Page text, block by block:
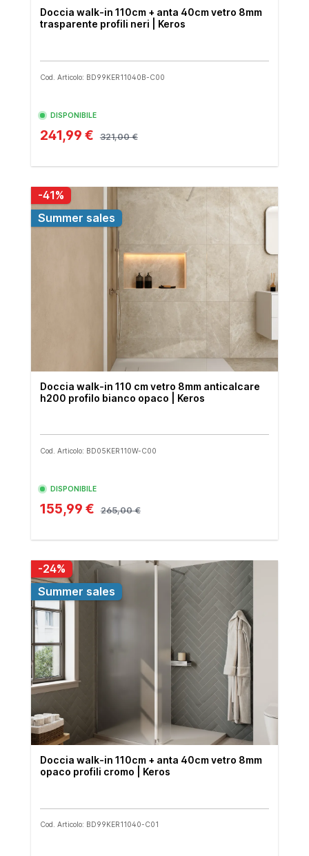
Doccia walk-in 110cm + anta 40cm vetro 8mm
trasparente profili neri | Keros
Cod. Articolo: BD99KER11040B-C00
DISPONIBILE
241,99 € 321,00 €
-41%
Summer sales
Doccia walk-in 110 cm vetro 8mm anticalcare
h200 profilo bianco opaco | Keros
Cod. Articolo: BD05KER110W-C00
DISPONIBILE
155,99 € 265,00 €
-24%
Summer sales
Doccia walk-in 110cm + anta 40cm vetro 8mm
opaco profili cromo | Keros
Cod. Articolo: BD99KER11040-C01